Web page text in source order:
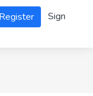
Register
Sign